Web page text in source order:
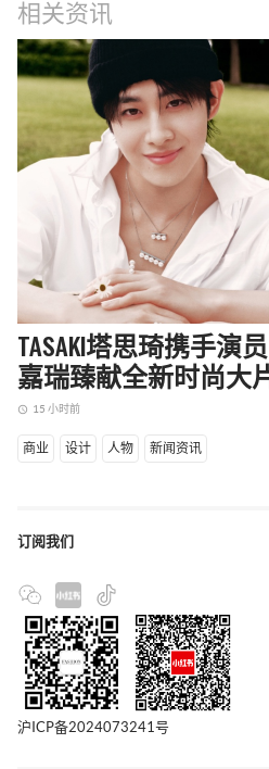
相关资讯
TASAKI塔思琦携手演
嘉瑞臻献全新时尚大
access_time 15 小时前
商业 设计 人物 新闻资讯
订阅我们
沪ICP备2024073241号